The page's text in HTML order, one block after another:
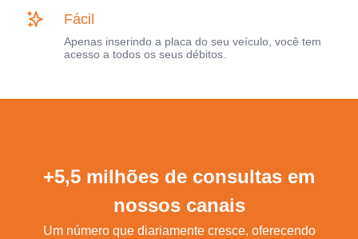
Fácil
Apenas inserindo a placa do seu veículo, você tem
acesso a todos os seus débitos.
+5,5 milhões de consultas em
nossos canais
Um número que diariamente cresce, oferecendo